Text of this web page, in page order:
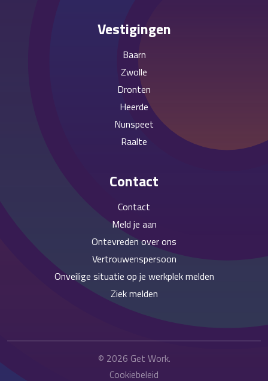
Vestigingen
Baarn
Zwolle
Dronten
Heerde
Nunspeet
Raalte
Contact
Contact
Meld je aan
Ontevreden over ons
Vertrouwenspersoon
Onveilige situatie op je werkplek melden
Ziek melden
© 2026 Get Work.
Cookiebeleid